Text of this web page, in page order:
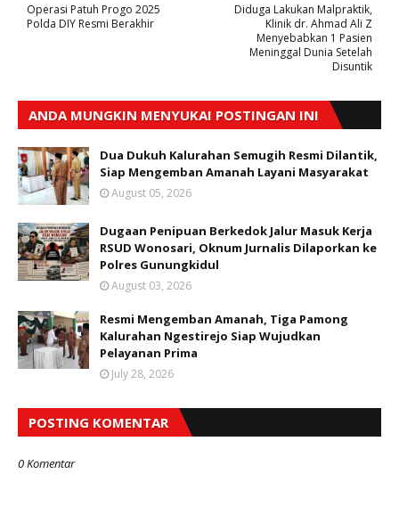
Diduga Lakukan Malpraktik,
Klinik dr. Ahmad Ali Z
Menyebabkan 1 Pasien
Meninggal Dunia Setelah
Disuntik
Operasi Patuh Progo 2025
Polda DIY Resmi Berakhir
ANDA MUNGKIN MENYUKAI POSTINGAN INI
Dua Dukuh Kalurahan Semugih Resmi Dilantik,
Siap Mengemban Amanah Layani Masyarakat
August 05, 2026
Dugaan Penipuan Berkedok Jalur Masuk Kerja
RSUD Wonosari, Oknum Jurnalis Dilaporkan ke
Polres Gunungkidul
August 03, 2026
Resmi Mengemban Amanah, Tiga Pamong
Kalurahan Ngestirejo Siap Wujudkan
Pelayanan Prima
July 28, 2026
POSTING KOMENTAR
0 Komentar